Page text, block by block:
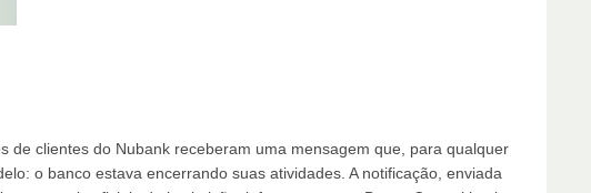
de clientes do Nubank receberam uma mensagem que, para qualquer
o banco estava encerrando suas atividades. A notificação, enviada